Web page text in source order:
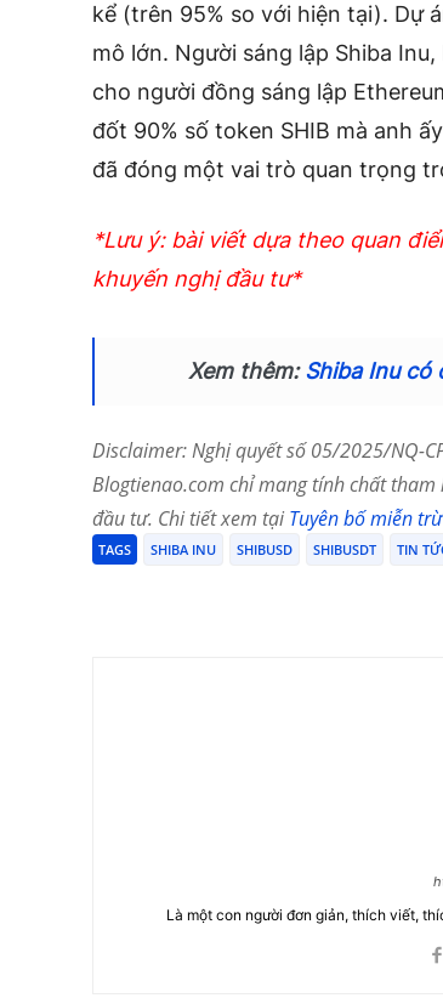
kể (trên 95% so với hiện tại). Dự
mô lớn. Người sáng lập Shiba
cho người đồng sáng lập
đốt 90% số token SHIB mà anh
đã đóng một vai trò quan trọng
*Lưu ý: bài viết dựa theo quan
khuyến nghị đầu tư*
Xem thêm:Shiba Inu có
Disclaimer: Nghị quyết số 05/2025/NQ-
Blogtienao.com chỉ mang tính chất
đầu tư. Chi tiết xem tạiTuyên bố miễn
TAGS SHIBA INU SHIBUSD SHIBUSDT TIN
Là một con người đơn giản, thích viết,